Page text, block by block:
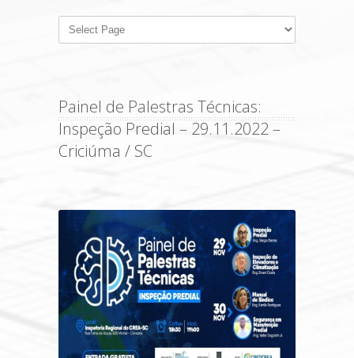
Painel de Palestras Técnicas:
Inspeção Predial – 29.11.2022 –
Criciúma / SC